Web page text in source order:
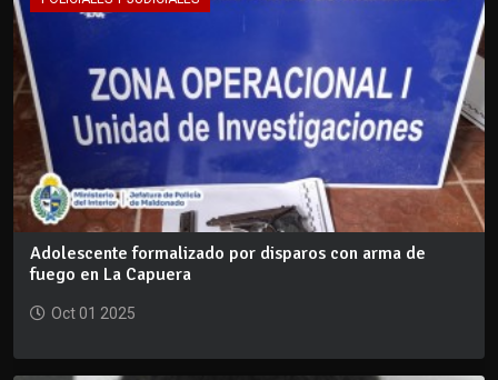
Adolescente formalizado por disparos con arma de
fuego en La Capuera
Oct 01 2025